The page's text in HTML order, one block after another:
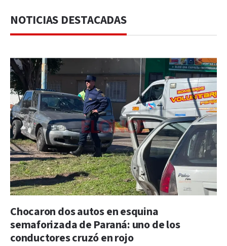
NOTICIAS DESTACADAS
Chocaron dos autos en esquina
semaforizada de Paraná: uno de los
conductores cruzó en rojo